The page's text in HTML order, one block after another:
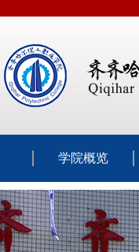
学院概览